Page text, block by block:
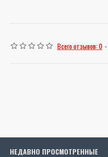
Всего отзывов: 0 -
НЕДАВНО ПРОСМОТРЕННЫЕ